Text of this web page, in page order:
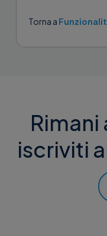
Torna a
iscriviti